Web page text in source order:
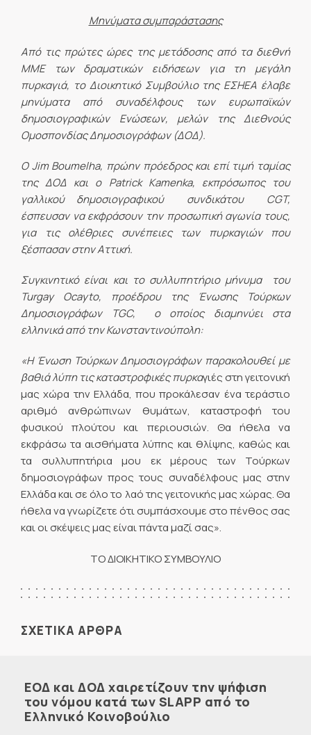
Μηνύματα συμπαράστασης
Από τις πρώτες ώρες της μετάδοσης από τα διεθνή
ΜΜΕ των δραματικών ειδήσεων για τη μεγάλη
πυρκαγιά, το Διοικητικό Συμβούλιο της ΕΣΗΕΑ έλαβε
μηνύματα από συναδέλφους των ευρωπαϊκών
δημοσιογραφικών Ενώσεων, μελών της Διεθνούς
Ομοσπονδίας Δημοσιογράφων (ΔΟΔ).
Ο Jim Boumelha, πρώην πρόεδρος και επί τιμή ταμίας
της ΔΟΔ και ο Patrick Kamenka, εκπρόσωπος του
γαλλικού δημοσιογραφικού συνδικάτου CGT,
έσπευσαν να εκφράσουν την προσωπική αγωνία τους,
για τις ολέθριες συνέπειες των πυρκαγιών που
ξέσπασαν στην Αττική.
Συγκινητικό είναι και το συλλυπητήριο μήνυμα του
Turgay Ocayto, προέδρου της Ένωσης Τούρκων
Δημοσιογράφων TGC, ο οποίος διαμηνύει στα
ελληνικά από την Κωνσταντινούπολη:
«Η Ένωση Τούρκων Δημοσιογράφων παρακολουθεί με
βαθιά λύπη τις καταστροφικές πυρκαγιές στη γειτονική
μας χώρα την Ελλάδα, που προκάλεσαν ένα τεράστιο
αριθμό ανθρώπινων θυμάτων, καταστροφή του
φυσικού πλούτου και περιουσιών. Θα ήθελα να
εκφράσω τα αισθήματα λύπης και θλίψης, καθώς και
τα συλλυπητήρια μου εκ μέρους των Τούρκων
δημοσιογράφων προς τους συναδέλφους μας στην
Ελλάδα και σε όλο το λαό της γειτονικής μας χώρας. Θα
ήθελα να γνωρίζετε ότι συμπάσχουμε στο πένθος σας
και οι σκέψεις μας είναι πάντα μαζί σας».
ΤΟ ΔΙΟΙΚΗΤΙΚΟ ΣΥΜΒΟΥΛΙΟ
ΣΧΕΤΙΚΑ ΑΡΘΡΑ
ΕΟΔ και ΔΟΔ χαιρετίζουν την ψήφιση
του νόμου κατά των SLAPP από το
Ελληνικό Κοινοβούλιο